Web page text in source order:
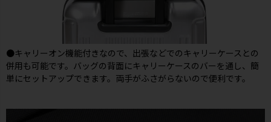
●キャリーオン機能付きなので、出張などでのキャリーケースとの
併用も可能です。バッグの背面にキャリーケースのバーを通し、簡
単にセットアップできます。両手がふさがらないので便利です。